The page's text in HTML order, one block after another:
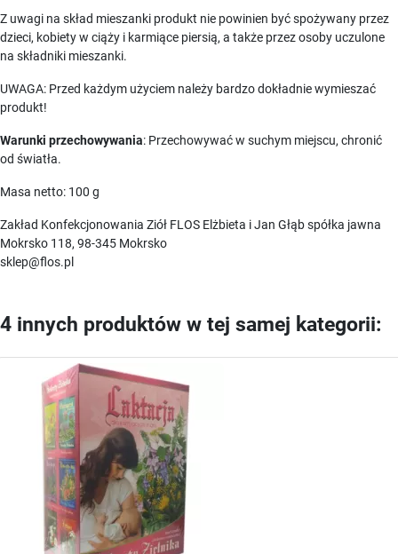
Z uwagi na skład mieszanki produkt nie powinien być spożywany przez
dzieci, kobiety w ciąży i karmiące piersią, a także przez osoby uczulone
na składniki mieszanki.
UWAGA: Przed każdym użyciem należy bardzo dokładnie wymieszać
produkt!
Warunki przechowywania: Przechowywać w suchym miejscu, chronić
od światła.
Masa netto: 100 g
Zakład Konfekcjonowania Ziół FLOS Elżbieta i Jan Głąb spółka jawna
Mokrsko 118, 98-345 Mokrsko
sklep@flos.pl
4 innych produktów w tej samej kategorii: